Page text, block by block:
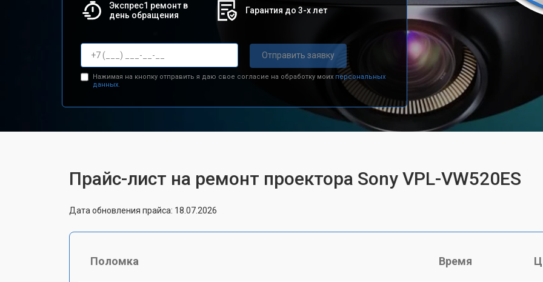
Экспрес1 ремонт в
день обращения
Гарантия до 3-х лет
Отправить заявку
Нажимая на кнопку отправить я даю свое согласие на обработку моих персональных
данных.
Прайс-лист на ремонт проектора Sony VPL-VW520ES
Дата обновления прайса: 18.07.2026
Поломка Время